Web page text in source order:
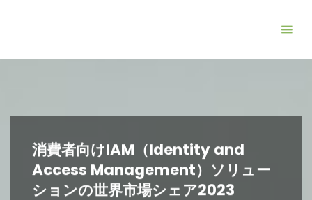
消費者向けIAM（Identity and
Access Management）ソリュー
ションの世界市場シェア2023